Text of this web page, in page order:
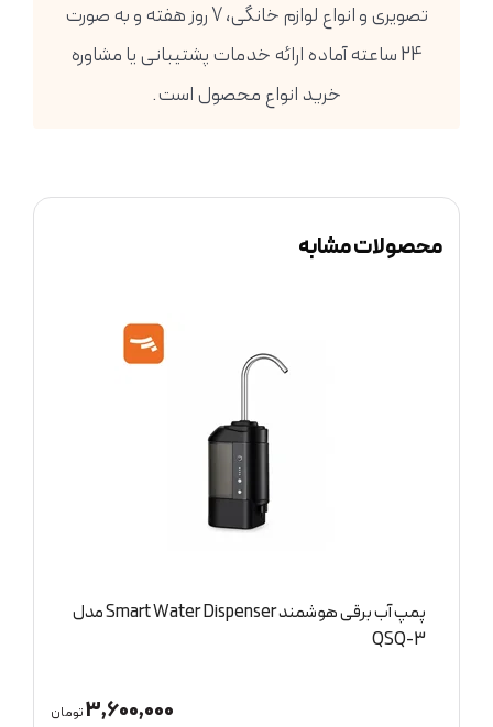
تصویری و انواع لوازم خانگی، 7 روز هفته و به صورت
24 ساعته آماده ارائه خدمات پشتیبانی یا مشاوره
خرید انواع محصول است.
محصولات مشابه
پمپ آب برقی هوشمند Smart Water Dispenser مدل
بخاری برقی شیائومی مدل Desktop Heater